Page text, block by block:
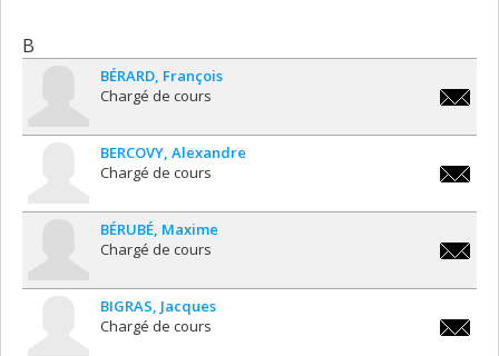
B
BÉRARD François
Chargé de cours
BERCOVY Alexandre
Chargé de cours
BÉRUBÉ Maxime
Chargé de cours
BIGRAS Jacques
Chargé de cours